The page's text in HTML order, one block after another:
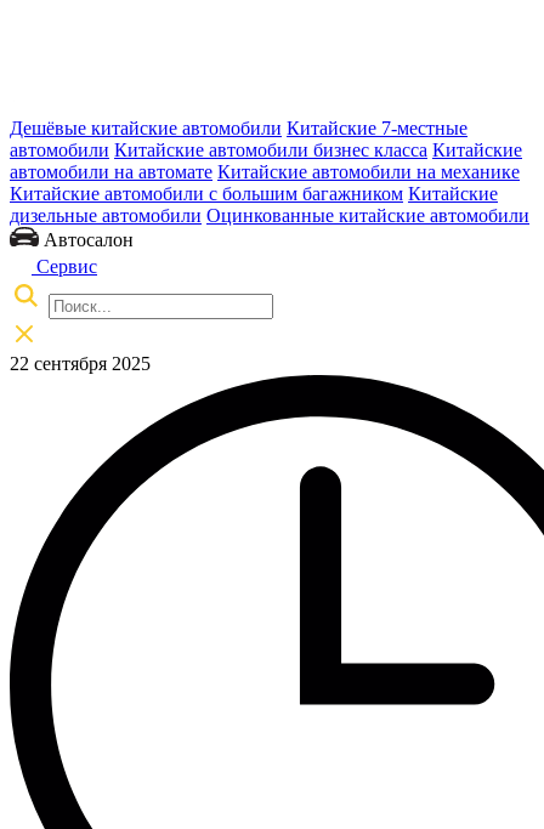
Дешёвые китайские автомобили Китайские 7-местные
автомобили Китайские автомобили бизнес класса Китайские
автомобили на автомате Китайские автомобили на механике
Китайские автомобили с большим багажником Китайские
дизельные автомобили Оцинкованные китайские автомобили
Автосалон
Сервис
22 сентября 2025